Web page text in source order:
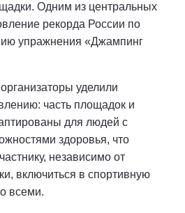
Одним из центральных
рекорда России по
упражнения «Джампинг
уделили
часть площадок и
для людей с
здоровья, что
независимо от
включиться в спортивную
всеми.